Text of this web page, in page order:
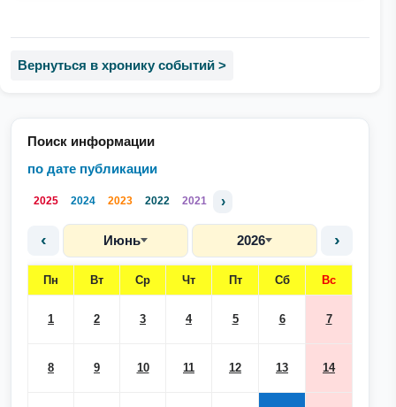
Поиск информации
по дате публикации
2025 2024 2023 2022 2021 ›
‹ Июнь 2026 ›
Пн Вт Ср Чт Пт Сб Вс
1 2 3 4 5 6 7
8 9 10 11 12 13 14
Вернуться в хронику событий >